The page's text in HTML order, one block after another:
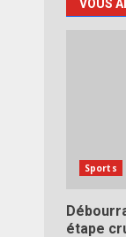
VOUS
Sports
étape